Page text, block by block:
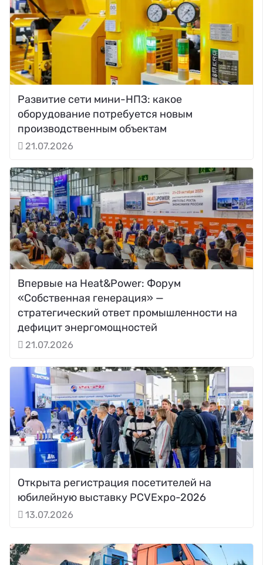
Развитие сети мини-НПЗ: какое
оборудование потребуется новым
производственным объектам
21.07.2026
Впервые на Heat&Power: Форум
«Собственная генерация» —
стратегический ответ промышленности на
дефицит энергомощностей
21.07.2026
Открыта регистрация посетителей на
юбилейную выставку PCVExpo-2026
13.07.2026